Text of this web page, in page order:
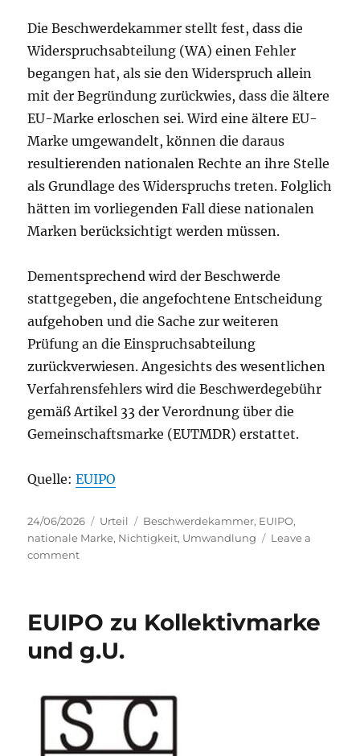
Die Beschwerdekammer stellt fest, dass die
Widerspruchsabteilung (WA) einen Fehler
begangen hat, als sie den Widerspruch allein
mit der Begründung zurückwies, dass die ältere
EU-Marke erloschen sei. Wird eine ältere EU-
Marke umgewandelt, können die daraus
resultierenden nationalen Rechte an ihre Stelle
als Grundlage des Widerspruchs treten. Folglich
hätten im vorliegenden Fall diese nationalen
Marken berücksichtigt werden müssen.
Dementsprechend wird der Beschwerde
stattgegeben, die angefochtene Entscheidung
aufgehoben und die Sache zur weiteren
Prüfung an die Einspruchsabteilung
zurückverwiesen. Angesichts des wesentlichen
Verfahrensfehlers wird die Beschwerdegebühr
gemäß Artikel 33 der Verordnung über die
Gemeinschaftsmarke (EUTMDR) erstattet.
Quelle:EUIPO
Posted
on
24/06/2026 Categories
Urteil Tags
Beschwerdekammer, EUIPO,
nationale Marke, Nichtigkeit, Umwandlung
Leave a
commenton
–
trotz
EUIPO zu Kollektivmarke
und g.U.